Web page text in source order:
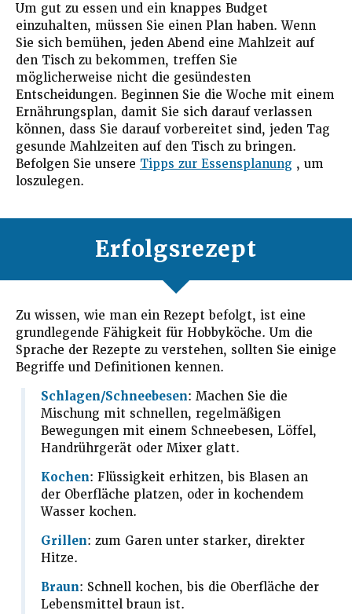
Um gut zu essen und ein knappes Budget
einzuhalten, müssen Sie einen Plan haben. Wenn
Sie sich bemühen, jeden Abend eine Mahlzeit auf
den Tisch zu bekommen, treffen Sie
möglicherweise nicht die gesündesten
Entscheidungen. Beginnen Sie die Woche mit einem
Ernährungsplan, damit Sie sich darauf verlassen
können, dass Sie darauf vorbereitet sind, jeden Tag
gesunde Mahlzeiten auf den Tisch zu bringen.
Befolgen Sie unsere Tipps zur Essensplanung , um
loszulegen.
Erfolgsrezept
Zu wissen, wie man ein Rezept befolgt, ist eine
grundlegende Fähigkeit für Hobbyköche. Um die
Sprache der Rezepte zu verstehen, sollten Sie einige
Begriffe und Definitionen kennen.
Schlagen/Schneebesen: Machen Sie die
Mischung mit schnellen, regelmäßigen
Bewegungen mit einem Schneebesen, Löffel,
Handrührgerät oder Mixer glatt.
Kochen: Flüssigkeit erhitzen, bis Blasen an
der Oberfläche platzen, oder in kochendem
Wasser kochen.
Grillen: zum Garen unter starker, direkter
Hitze.
Braun: Schnell kochen, bis die Oberfläche der
Lebensmittel braun ist.